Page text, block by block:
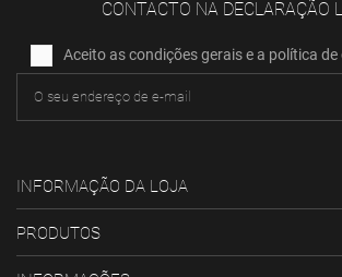
CONTACTO NA DECLARAÇÃO
Aceito as condições gerais e a política
INFORMAÇÃO DA LOJA
PRODUTOS